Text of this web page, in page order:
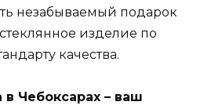
незабываемый подарок
изделие по
качества.
в Чебоксарах – ваш